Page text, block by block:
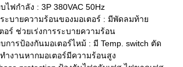
ไฟกำลัง : 3P 380VAC 50Hz
ะบายความร้อนของมอเตอร์ : มีพัดลมท้าย
อร์ ช่วยเร่งการระบายความร้อน
การป้องกันมอเตอร์ไหม้ : มี Temp. switch ตัด
ำงานหากมอเตอร์มีความร้อนสูง